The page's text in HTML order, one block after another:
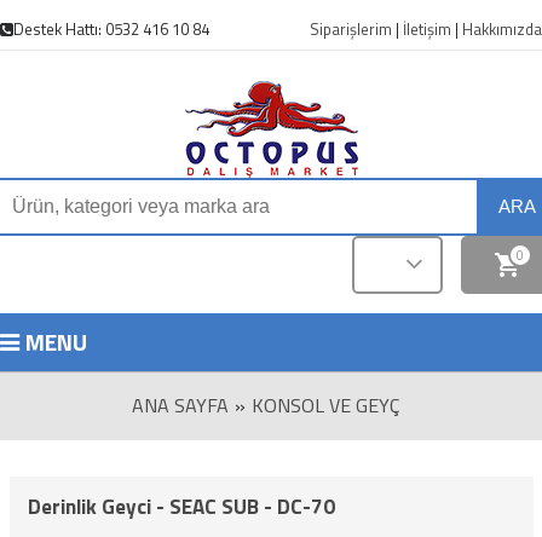
Destek Hattı: 0532 416 10 84 Siparişlerim | İletişim | Hakkımızda
ARA
0
MENU
ANA SAYFA » KONSOL VE GEYÇ
Derinlik Geyci - SEAC SUB - DC-70